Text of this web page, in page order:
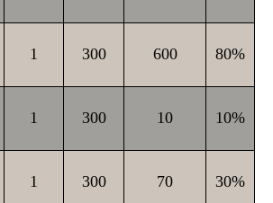
1 300 600 80%
1 300 10 10%
1 300 70 30%